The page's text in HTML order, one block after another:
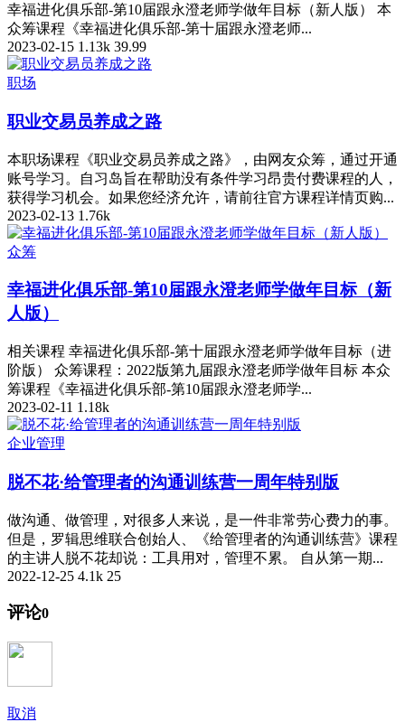
幸福进化俱乐部-第10届跟永澄老师学做年目标（新人版） 本
众筹课程《幸福进化俱乐部-第十届跟永澄老师...
2023-02-15 1.13k 39.99
职场
职业交易员养成之路
本职场课程《职业交易员养成之路》，由网友众筹，通过开通
账号学习。自习岛旨在帮助没有条件学习昂贵付费课程的人，
获得学习机会。如果您经济允许，请前往官方课程详情页购...
2023-02-13 1.76k
众筹
幸福进化俱乐部-第10届跟永澄老师学做年目标（新
人版）
相关课程 幸福进化俱乐部-第十届跟永澄老师学做年目标（进
阶版） 众筹课程：2022版第九届跟永澄老师学做年目标 本众
筹课程《幸福进化俱乐部-第10届跟永澄老师学...
2023-02-11 1.18k
企业管理
脱不花·给管理者的沟通训练营一周年特别版
做沟通、做管理，对很多人来说，是一件非常劳心费力的事。
但是，罗辑思维联合创始人、《给管理者的沟通训练营》课程
的主讲人脱不花却说：工具用对，管理不累。 自从第一期...
2022-12-25 4.1k 25
评论0
取消